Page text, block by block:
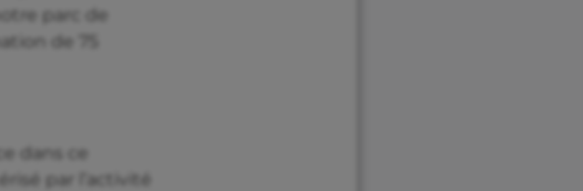
parc de
de 75
dans ce
par l’activité